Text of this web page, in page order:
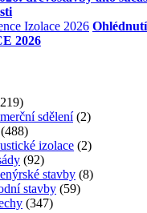
2026
sdělení (2)
(488)
izolace (2)
(92)
stavby (8)
stavby (59)
(347)